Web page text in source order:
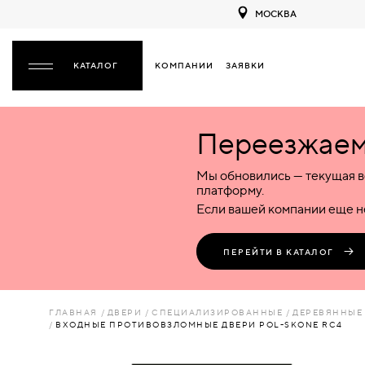
МОСКВА
КОМПАНИИ ЗАЯВКИ
НАЗАД
ПЛАСТИКОВЫЕ
КОМБИНИРОВАННЫЕ
ЛЮКИ
Межкомнатные
Деревянные
Пластиковые
Комбинированные
Входные
Металлические
Пластиковые
Стеклянные
Комбинированные
Специализированные
Металлические
Пластиковые
Стеклянные
Комбинированные
Мы обновились — текущая
платформу.
Если вашей компании еще
ПЕРЕЙТИ В КАТАЛОГ
ГЛАВНАЯ ДВЕРИ СПЕЦИАЛИЗИРОВАННЫЕ
ДЕРЕВЯННЫЕ
ВХОДНЫЕ ПРОТИВОВЗЛОМНЫЕ ДВЕРИ POL-SKONE RC4